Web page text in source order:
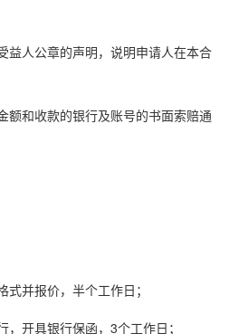
益人公章的声明，说明申请人在本合
额和收款的银行及账号的书面索赔通
式并报价，半个工作日；
，开具银行保函，3个工作日；